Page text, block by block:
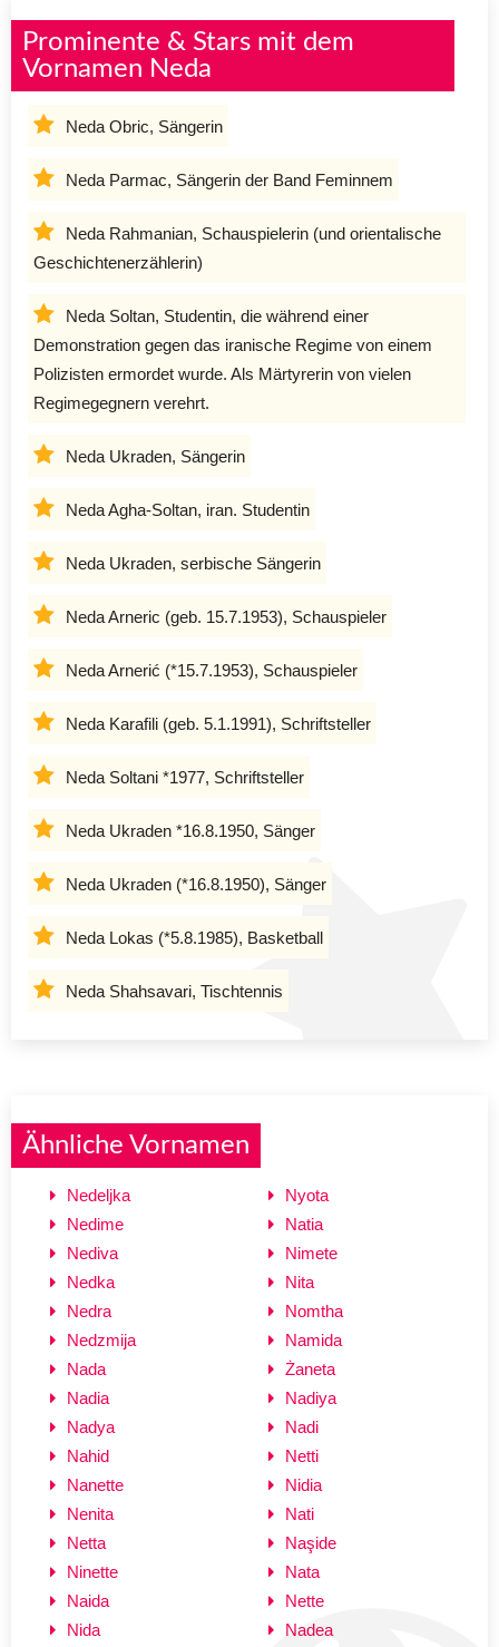
Prominente & Stars mit dem
Vornamen Neda
Neda Obric, Sängerin
Neda Parmac, Sängerin der Band Feminnem
Neda Rahmanian, Schauspielerin (und orientalische
Geschichtenerzählerin)
Neda Soltan, Studentin, die während einer
Demonstration gegen das iranische Regime von einem
Polizisten ermordet wurde. Als Märtyrerin von vielen
Regimegegnern verehrt.
Neda Ukraden, Sängerin
Neda Agha-Soltan, iran. Studentin
Neda Ukraden, serbische Sängerin
Neda Arneric (geb. 15.7.1953), Schauspieler
Neda Arnerić (*15.7.1953), Schauspieler
Neda Karafili (geb. 5.1.1991), Schriftsteller
Neda Soltani *1977, Schriftsteller
Neda Ukraden *16.8.1950, Sänger
Neda Ukraden (*16.8.1950), Sänger
Neda Lokas (*5.8.1985), Basketball
Neda Shahsavari, Tischtennis
Ähnliche Vornamen
Nedeljka
Nedime
Nediva
Nedka
Nedra
Nedzmija
Nada
Nadia
Nadya
Nahid
Nanette
Nenita
Netta
Ninette
Naida
Nida
Nyota
Natia
Nimete
Nita
Nomtha
Namida
Żaneta
Nadiya
Nadi
Netti
Nidia
Nati
Naşide
Nata
Nette
Nadea